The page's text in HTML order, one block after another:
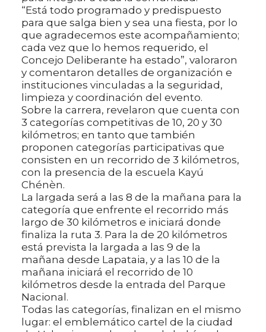
“Está todo programado y predispuesto
para que salga bien y sea una fiesta, por lo
que agradecemos este acompañamiento;
cada vez que lo hemos requerido, el
Concejo Deliberante ha estado”, valoraron
y comentaron detalles de organización e
instituciones vinculadas a la seguridad,
limpieza y coordinación del evento.
Sobre la carrera, revelaron que cuenta con
3 categorías competitivas de 10, 20 y 30
kilómetros; en tanto que también
proponen categorías participativas que
consisten en un recorrido de 3 kilómetros,
con la presencia de la escuela Kayú
Chénèn.
La largada será a las 8 de la mañana para la
categoría que enfrente el recorrido más
largo de 30 kilómetros e iniciará donde
finaliza la ruta 3. Para la de 20 kilómetros
está prevista la largada a las 9 de la
mañana desde Lapataia, y a las 10 de la
mañana iniciará el recorrido de 10
kilómetros desde la entrada del Parque
Nacional.
Todas las categorías, finalizan en el mismo
lugar: el emblemático cartel de la ciudad